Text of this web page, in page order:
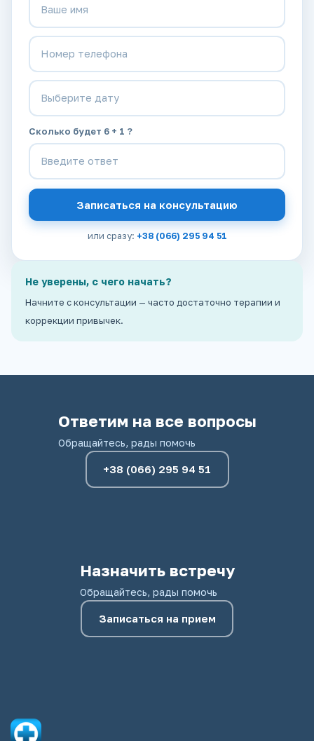
Сколько будет 6 + 1 ?
Записаться на консультацию
или сразу: +38 (066) 295 94 51
Не уверены, с чего начать?
Начните с консультации — часто достаточно терапии и
коррекции привычек.
Ответим на все вопросы
Обращайтесь, рады помочь
+38 (066) 295 94 51
Назначить встречу
Обращайтесь, рады помочь
Записаться на прием